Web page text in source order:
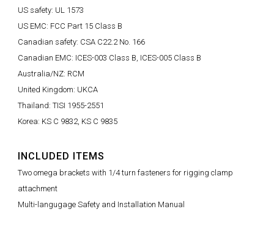
US safety: UL 1573
US EMC: FCC Part 15 Class B
Canadian safety: CSA C22.2 No. 166
Canadian EMC: ICES-003 Class B, ICES-005 Class B
Australia/NZ: RCM
United Kingdom: UKCA
Thailand: TISI 1955-2551
Korea: KS C 9832, KS C 9835
INCLUDED ITEMS
Two omega brackets with 1/4 turn fasteners for rigging clamp
attachment
Multi-langugage Safety and Installation Manual